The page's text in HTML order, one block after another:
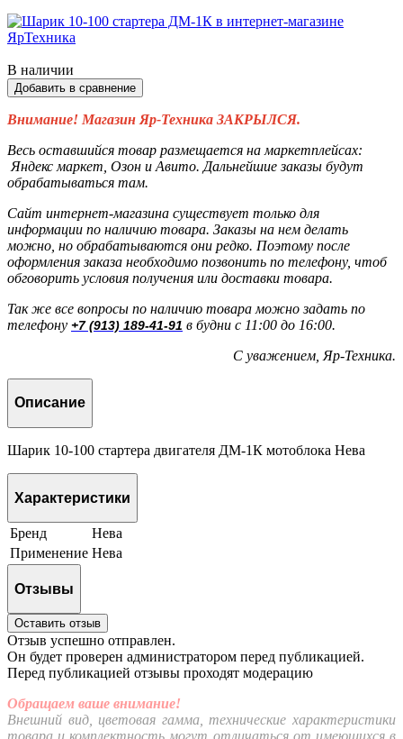
В наличии
Добавить в сравнение
Внимание! Магазин Яр-Техника ЗАКРЫЛСЯ.
Весь оставшийся товар размещается на маркетплейсах:
Яндекс маркет, Озон и Авито. Дальнейшие заказы будут
обрабатываться там.
Сайт интернет-магазина существует только для
информации по наличию товара. Заказы на нем делать
можно, но обрабатываются они редко. Поэтому после
оформления заказа необходимо позвонить по телефону, чтоб
обговорить условия получения или доставки товара.
Так же все вопросы по наличию товара можно задать по
телефону +7 (913) 189-41-91 в будни с 11:00 до 16:00.
С уважением, Яр-Техника.
Описание
Шарик 10-100 стартера двигателя ДМ-1К мотоблока Нева
Характеристики
Бренд
Нева
Применение Нева
Отзывы
Оставить отзыв
Отзыв успешно отправлен.
Он будет проверен администратором перед публикацией.
Перед публикацией отзывы проходят модерацию
Обращаем ваше внимание!
Внешний вид, цветовая гамма, технические характеристики